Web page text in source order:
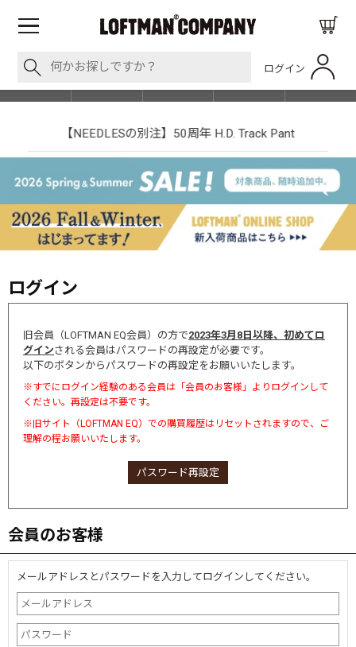
ログイン
SHOP LIST
【NEEDLESの別注】50周年 H.D. Track Pant
ログイン
旧会員（LOFTMAN EQ会員）の方で2023年3月8日以降、初めてロ
グインされる会員はパスワードの再設定が必要です。
以下のボタンからパスワードの再設定をお願いいたします。
※すでにログイン経験のある会員は「会員のお客様」よりログインして
ください。再設定は不要です。
※旧サイト（LOFTMAN EQ）での購買履歴はリセットされますので、ご
理解の程お願いいたします。
パスワード再設定
会員のお客様
メールアドレスとパスワードを入力してログインしてください。